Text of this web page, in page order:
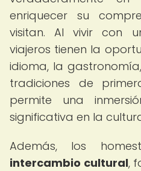
enriquecer su
visitan. Al vivir con
viajeros tienen la
idioma, la
tradiciones de
permite una
significativa en la
Además, los
intercambio cultural,